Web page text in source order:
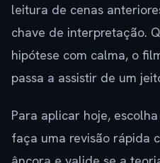
leitura de cenas
chave de interpretação.
hipótese com calma, o
passa a assistir de um
Para aplicar hoje,
faça uma revisão rápida